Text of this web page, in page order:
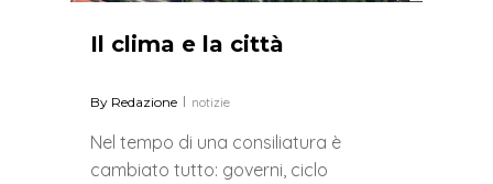
Il clima e la città
By Redazione notizie
Nel tempo di una consiliatura è
cambiato tutto: governi, ciclo